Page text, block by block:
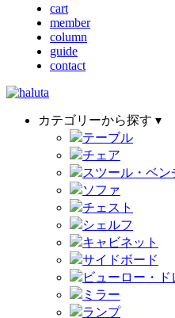
cart
member
column
guide
contact
カテゴリーから探す ▾
テーブル
チェア
スツール・ベン
ソファ
チェスト
シェルフ
キャビネット
サイドボード
ビューロー・ド
ミラー
ランプ